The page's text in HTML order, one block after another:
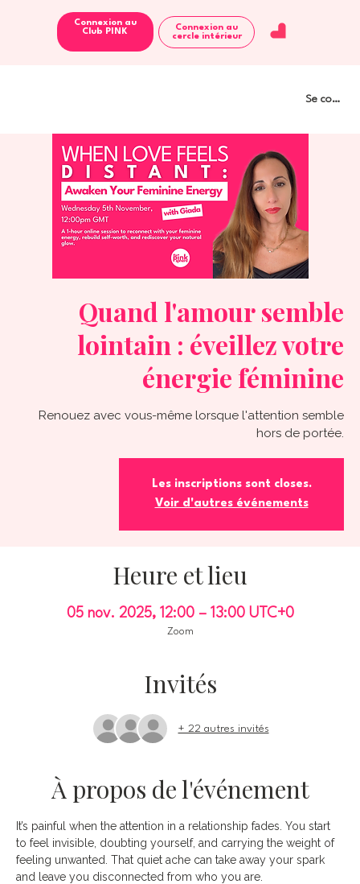
Se
Connexion au
Club PINK
Connexion au
cercle intérieur
Quand l'amour semble
lointain : éveillez votre
énergie féminine
Renouez avec vous-même lorsque l'attention semble
hors de portée.
Les inscriptions sont closes.
Voir d'autres événements
Heure et lieu
05 nov. 2025, 12:00 – 13:00 UTC+0
Zoom
Invités
+ 22 autres invités
À propos de l'événement
It’s painful when the attention in a relationship fades. You start
to feel invisible, doubting yourself, and carrying the weight of
feeling unwanted. That quiet ache can take away your spark
and leave you disconnected from who you are.